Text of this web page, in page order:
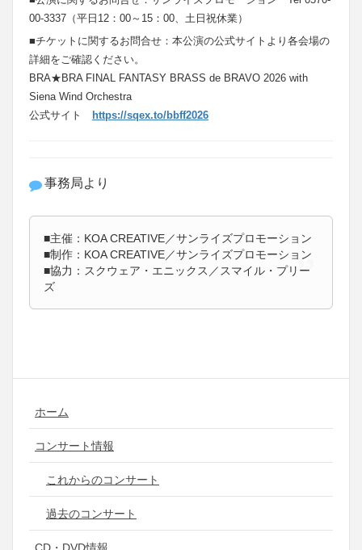
00-3337（平日12：00～15：00、土日祝休業）
■チケットに関するお問合せ：本公演の公式サイトより各会場の
詳細をご確認ください。
BRA★BRA FINAL FANTASY BRASS de BRAVO 2026 with
Siena Wind Orchestra
公式サイト
https://sqex.to/bbff2026
事務局より
■主催：KOA CREATIVE／サンライズプロモーション
■制作：KOA CREATIVE／サンライズプロモーション
■協力：スクウェア・エニックス／スマイル・プリー
ズ
ホーム
コンサート情報
これからのコンサート
過去のコンサート